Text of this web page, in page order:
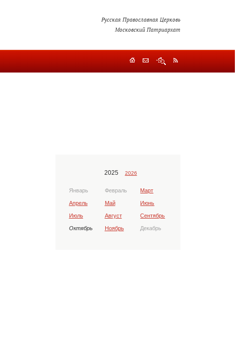
Русская Православная Церковь
Московский Патриархат
2025 2026
Январь Февраль Март
Апрель Май Июнь
Июль Август Сентябрь
Октябрь Ноябрь Декабрь